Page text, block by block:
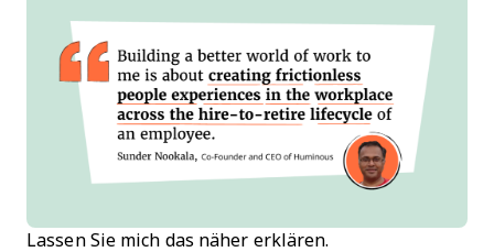
Lassen Sie mich das näher erklären.